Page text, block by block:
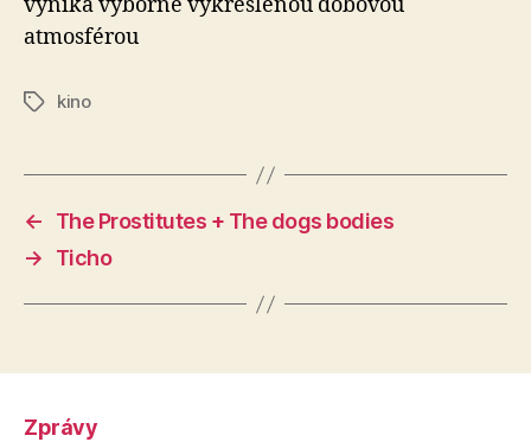
atmosférou
Štítkykino
←
The Prostitutes + The dogs bodies
→
Ticho
Zprávy